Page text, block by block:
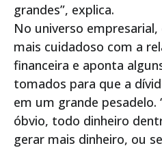
grandes”, explica.
No universo
mais cuidadoso com a
financeira e aponta
tomados para que a
em um grande pesadelo.
óbvio, todo dinheiro
gerar mais dinheiro, ou